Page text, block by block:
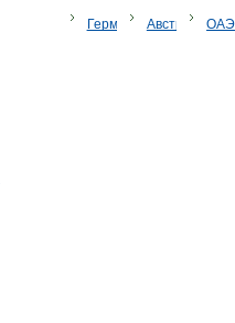
ГерманияАвстрия ОАЭ